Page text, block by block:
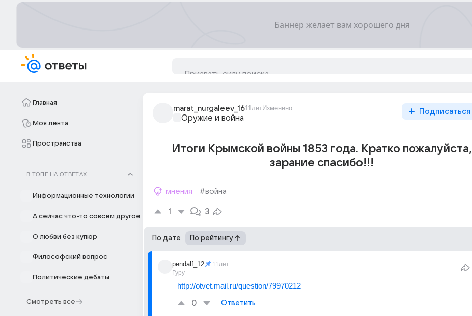
Главная
Моя лента
Пространства
В ТОПЕ НА ОТВЕТАХ
Информационные технологии
А сейчас что-то совсем другое
О любви без купюр
Философский вопрос
Политические дебаты
Смотреть все
marat_nurgaleev_1611летИзменено
Оружие и война
Подписаться
Итоги Крымской войны 1853 года. Кратко пожалуйста,
зарание спасибо!!!
мнения #война
1 3
По дате По рейтингу
pendalf_12
Гуру
11лет
http://otvet.mail.ru/question/79970212
0 Ответить